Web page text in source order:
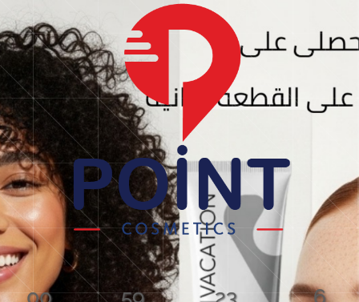
6
23
59
00